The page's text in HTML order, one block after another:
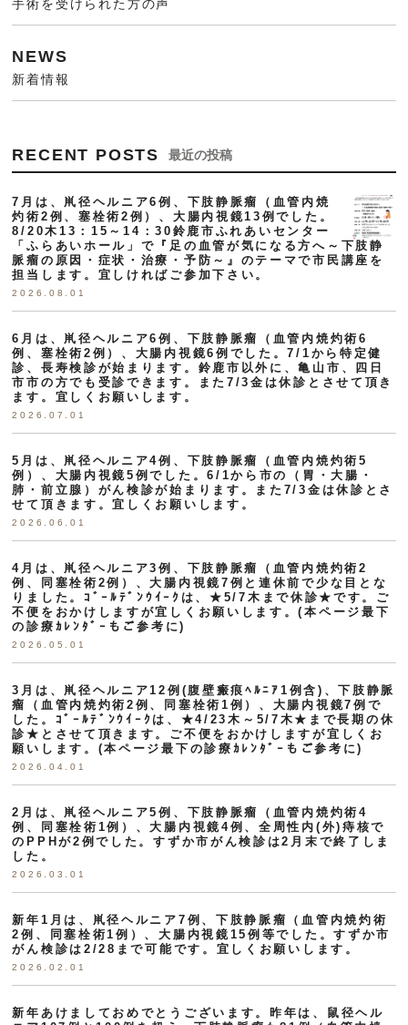
手術を受けられた方の声
NEWS
新着情報
RECENT POSTS 最近の投稿
7月は、鼡径ヘルニア6例、下肢静脈瘤（血管内焼
灼術2例、塞栓術2例）、大腸内視鏡13例でした。
8/20木13：15～14：30鈴鹿市ふれあいセンター
「ふらあいホール」で『足の血管が気になる方へ～下肢静
脈瘤の原因・症状・治療・予防～』のテーマで市民講座を
担当します。宜しければご参加下さい。
2026.08.01
6月は、鼡径ヘルニア6例、下肢静脈瘤（血管内焼灼術6
例、塞栓術2例）、大腸内視鏡6例でした。7/1から特定健
診、長寿検診が始まります。鈴鹿市以外に、亀山市、四日
市市の方でも受診できます。また7/3金は休診とさせて頂き
ます。宜しくお願いします。
2026.07.01
5月は、鼡径ヘルニア4例、下肢静脈瘤（血管内焼灼術5
例）、大腸内視鏡5例でした。6/1から市の（胃・大腸・
肺・前立腺）がん検診が始まります。また7/3金は休診とさ
せて頂きます。宜しくお願いします。
2026.06.01
4月は、鼡径ヘルニア3例、下肢静脈瘤（血管内焼灼術2
例、同塞栓術2例）、大腸内視鏡7例と連休前で少な目とな
りました。ｺﾞｰﾙﾃﾞﾝｳｲｰｸは、★5/7木まで休診★です。ご
不便をおかけしますが宜しくお願いします。(本ページ最下
の診療ｶﾚﾝﾀﾞｰもご参考に)
2026.05.01
3月は、鼡径ヘルニア12例(腹壁瘢痕ﾍﾙﾆｱ1例含)、下肢静脈
瘤（血管内焼灼術2例、同塞栓術1例）、大腸内視鏡7例で
した。ｺﾞｰﾙﾃﾞﾝｳｲｰｸは、★4/23木～5/7木★まで長期の休
診★とさせて頂きます。ご不便をおかけしますが宜しくお
願いします。(本ページ最下の診療ｶﾚﾝﾀﾞｰもご参考に)
2026.04.01
2月は、鼡径ヘルニア5例、下肢静脈瘤（血管内焼灼術4
例、同塞栓術1例）、大腸内視鏡4例、全周性内(外)痔核で
のPPHが2例でした。すずか市がん検診は2月末で終了しま
した。
2026.03.01
新年1月は、鼡径ヘルニア7例、下肢静脈瘤（血管内焼灼術
2例、同塞栓術1例）、大腸内視鏡15例等でした。すずか市
がん検診は2/28まで可能です。宜しくお願いします。
2026.02.01
新年あけましておめでとうございます。昨年は、鼠径ヘル